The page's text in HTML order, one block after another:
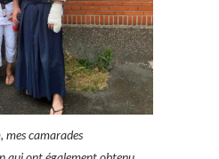
mes camarades